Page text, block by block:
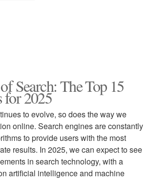
Search: The Top 15
for 2025
to evolve, so does the way we
online. Search engines are constantly
to provide users with the most
results. In 2025, we can expect to see
in search technology, with a
artificial intelligence and machine